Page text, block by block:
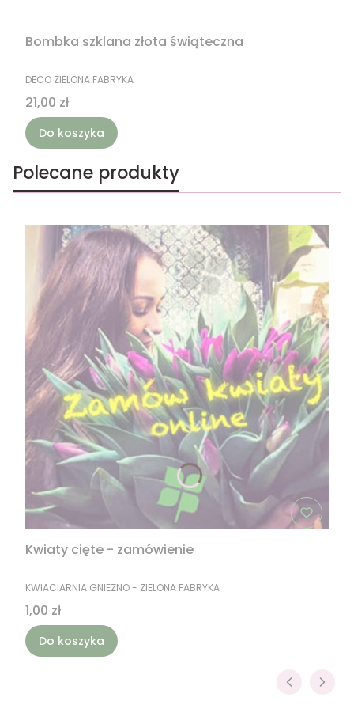
Bombka szklana złota świąteczna
PRODUCENT
DECO ZIELONA FABRYKA
Cena
21,00 zł
Do koszyka
Polecane produkty
Kwiaty cięte - zamówienie
PRODUCENT
KWIACIARNIA GNIEZNO - ZIELONA FABRYKA
Cena
1,00 zł
Do koszyka